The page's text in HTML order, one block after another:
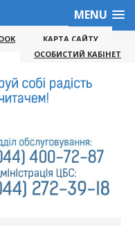
MENU
КАРТА САЙТУ
ОСОБИСТИЙ КАБІНЕТ